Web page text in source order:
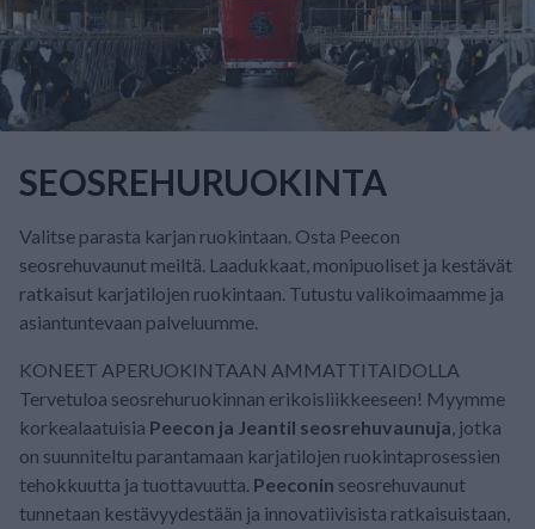
SEOSREHURUOKINTA
Valitse parasta karjan ruokintaan. Osta Peecon
seosrehuvaunut meiltä. Laadukkaat, monipuoliset ja kestävät
ratkaisut karjatilojen ruokintaan. Tutustu valikoimaamme ja
asiantuntevaan palveluumme.
KONEET APERUOKINTAAN AMMATTITAIDOLLA
Tervetuloa seosrehuruokinnan erikoisliikkeeseen! Myymme
korkealaatuisia Peecon ja Jeantil seosrehuvaunuja, jotka
on suunniteltu parantamaan karjatilojen ruokintaprosessien
tehokkuutta ja tuottavuutta. Peeconin seosrehuvaunut
tunnetaan kestävyydestään ja innovatiivisista ratkaisuistaan,